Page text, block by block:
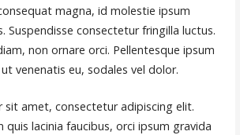
magna, id molestie ipsum
Suspendisse consectetur fringilla luctus.
non ornare orci. Pellentesque ipsum
venenatis eu, sodales vel dolor.
sit amet, consectetur adipiscing elit.
lacinia faucibus, orci ipsum gravida